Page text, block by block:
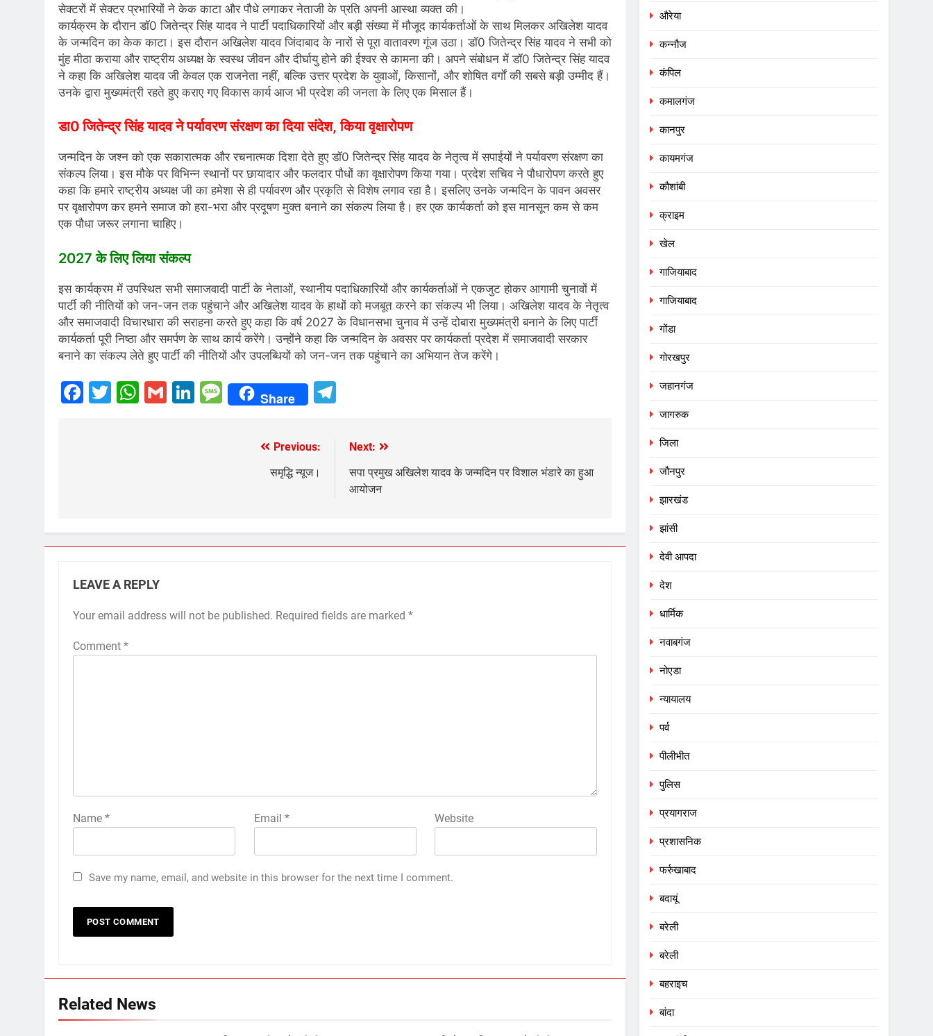
सेक्टरों में सेक्टर प्रभारियों ने केक काटा और पौधे लगाकर नेताजी के प्रति अपनी आस्था व्यक्त की।
कार्यक्रम के दौरान डॉ0 जितेन्द्र सिंह यादव ने पार्टी पदाधिकारियों और बड़ी संख्या में मौजूद कार्यकर्ताओं के साथ मिलकर अखिलेश यादव
के जन्मदिन का केक काटा। इस दौरान अखिलेश यादव जिंदाबाद के नारों से पूरा वातावरण गूंज उठा। डॉ0 जितेन्द्र सिंह यादव ने सभी को
मुंह मीठा कराया और राष्ट्रीय अध्यक्ष के स्वस्थ जीवन और दीर्घायु होने की ईश्वर से कामना की। अपने संबोधन में डॉ0 जितेन्द्र सिंह यादव
ने कहा कि अखिलेश यादव जी केवल एक राजनेता नहीं, बल्कि उत्तर प्रदेश के युवाओं, किसानों, और शोषित वर्गों की सबसे बड़ी उम्मीद हैं।
उनके द्वारा मुख्यमंत्री रहते हुए कराए गए विकास कार्य आज भी प्रदेश की जनता के लिए एक मिसाल हैं।
डा0 जितेन्द्र सिंह यादव ने पर्यावरण संरक्षण का दिया संदेश, किया वृक्षारोपण
जन्मदिन के जश्न को एक सकारात्मक और रचनात्मक दिशा देते हुए डॉ0 जितेन्द्र सिंह यादव के नेतृत्व में सपाईयों ने पर्यावरण संरक्षण का
संकल्प लिया। इस मौके पर विभिन्न स्थानों पर छायादार और फलदार पौधों का वृक्षारोपण किया गया। प्रदेश सचिव ने पौधारोपण करते हुए
कहा कि हमारे राष्ट्रीय अध्यक्ष जी का हमेशा से ही पर्यावरण और प्रकृति से विशेष लगाव रहा है। इसलिए उनके जन्मदिन के पावन अवसर
पर वृक्षारोपण कर हमने समाज को हरा-भरा और प्रदूषण मुक्त बनाने का संकल्प लिया है। हर एक कार्यकर्ता को इस मानसून कम से कम
एक पौधा जरूर लगाना चाहिए।
2027 के लिए लिया संकल्प
इस कार्यक्रम में उपस्थित सभी समाजवादी पार्टी के नेताओं, स्थानीय पदाधिकारियों और कार्यकर्ताओं ने एकजुट होकर आगामी चुनावों में
पार्टी की नीतियों को जन-जन तक पहुंचाने और अखिलेश यादव के हाथों को मजबूत करने का संकल्प भी लिया। अखिलेश यादव के नेतृत्व
और समाजवादी विचारधारा की सराहना करते हुए कहा कि वर्ष 2027 के विधानसभा चुनाव में उन्हें दोबारा मुख्यमंत्री बनाने के लिए पार्टी
कार्यकर्ता पूरी निष्ठा और समर्पण के साथ कार्य करेंगे। उन्होंने कहा कि जन्मदिन के अवसर पर कार्यकर्ता प्रदेश में समाजवादी सरकार
बनाने का संकल्प लेते हुए पार्टी की नीतियों और उपलब्धियों को जन-जन तक पहुंचाने का अभियान तेज करेंगे।
Facebook
Twitter
WhatsApp
GmailLinkedIn
Message
Share
Previous:
समृद्धि न्यूज।
Next:
सपा प्रमुख अखिलेश यादव के जन्मदिन पर विशाल भंडारे का हुआ
आयोजन
LEAVE A REPLY
Your email address will not be published. Required fields are marked *
Comment *
Name * Email * Website
Save my name, email, and website in this browser for the next time I comment.
Related News
औरेया
कन्नौज
कंपिल
कमालगंज
कानपुर
कायमगंज
कौशांबी
क्राइम
खेल
गाजियाबाद
गाजियाबाद
गोंडा
गोरखपुर
जहानगंज
जागरुक
जिला
जौनपुर
झारखंड
झांसी
देवी आपदा
देश
धार्मिक
नवाबगंज
नोएडा
न्यायालय
पर्व
पीलीभीत
पुलिस
प्रयागराज
प्रशासनिक
फर्रुखाबाद
बदायूं
बरेली
बरेली
बहराइच
बांदा